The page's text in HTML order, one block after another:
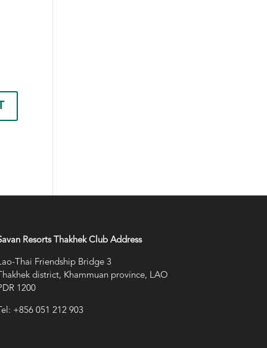
Resorts Thakhek Club Address
Thai Friendship Bridge 3
Thakhek district, Khammuan province, LAO
1200
Tel: +856 051 212 903